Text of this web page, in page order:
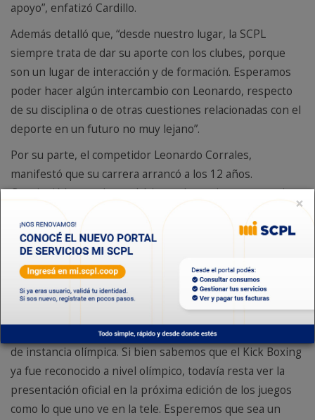
apoyo”, enfatizó Cardillo.
Además detalló que, “desde nuestro lugar, la SCPL
siempre trata de dar su aporte con los clubes, porque
son un lugar de interacción y de formación. Esperamos
poder hacer algún intercambio con Leonardo, respecto
de su disciplina o de otras cuestiones relacionadas con el
deporte en un futuro no muy lejano”.
Por su parte, el competidor Leonardo Corrales,
manifestó que su carrera arrancó a los 12 años.
Consiguió logros de muchísima relevancia como ser cinco
Panamericano combatiendo en Paraguay, Brasil y México,
entre otros países, y próximamente estará participando
del Mundial de Kick Boxing WAKO en Europa.
“Durante la reunión con la Cooperativa hablamos de
cómo se desarrolla el deporte, cómo se trabaja a nivel
federativo y a nivel nacional para poder llegar a este tipo
de instancia olímpica. Si bien sabemos que el Kick Boxing
ya fue reconocido a nivel olímpico, todavía resta ver la
presentación oficial en la próxima edición de los juegos
como lo que uno ve en la tele. Esperemos que sea un
×